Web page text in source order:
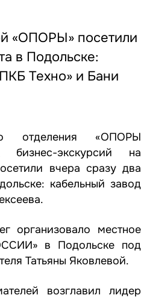
«ОПОРЫ» посетили
в Подольске:
Техно» и Бани
отделения «ОПОРЫ
экскурсий на
вчера сразу два
кабельный завод
организовало местное
в Подольске под
Татьяны Яковлевой.
возглавил лидер